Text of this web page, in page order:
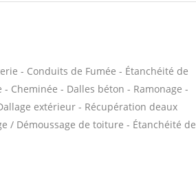
- Conduits de Fumée - Étanchéité de
Cheminée - Dalles béton - Ramonage -
extérieur - Récupération deaux
/ Démoussage de toiture - Étanchéité de